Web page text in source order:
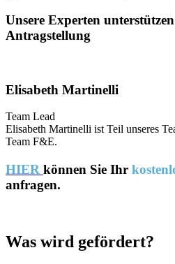
Unsere Experten
Antragstellung
Elisabeth Martinelli
Team Lead
Elisabeth Martinelli ist Teil unseres
Team F&E.
HIER können Sie Ihr
anfragen.
Was wird gefördert?